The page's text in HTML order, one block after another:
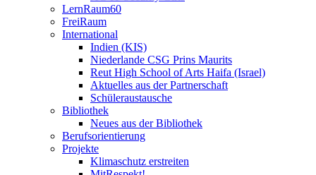
LernRaum60
FreiRaum
International
Indien (KIS)
Niederlande CSG Prins Maurits
Reut High School of Arts Haifa (Israel)
Aktuelles aus der Partnerschaft
Schüleraustausche
Bibliothek
Neues aus der Bibliothek
Berufsorientierung
Projekte
Klimaschutz erstreiten